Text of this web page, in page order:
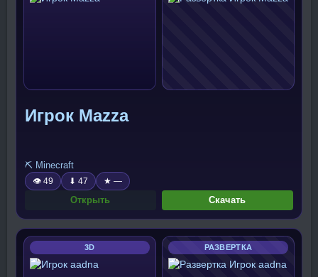
Игрок Mazza
⛏️ Minecraft
👁 49 ⬇ 47 ★ —
Открыть Скачать
3D РАЗВЕРТКА